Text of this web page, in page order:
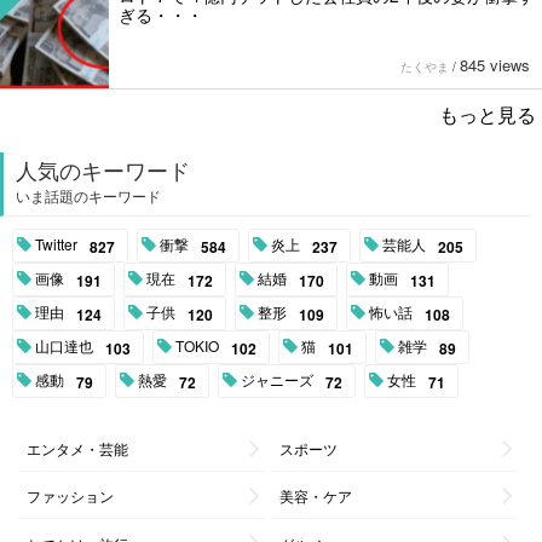
ぎる・・・
たくやま / 845 views
もっと見る
人気のキーワード
いま話題のキーワード
Twitter 827 衝撃 584 炎上 237 芸能人 205
画像 191 現在 172 結婚 170 動画 131
理由 124 子供 120 整形 109 怖い話 108
山口達也 103 TOKIO 102 猫 101 雑学 89
感動 79 熱愛 72 ジャニーズ 72 女性 71
エンタメ・芸能 スポーツ
ファッション 美容・ケア